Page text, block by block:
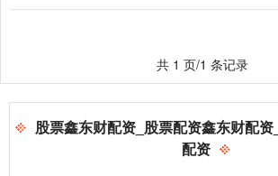
共 1 页/1 条记录
股票鑫东财配资_股票配资鑫东财配
配资